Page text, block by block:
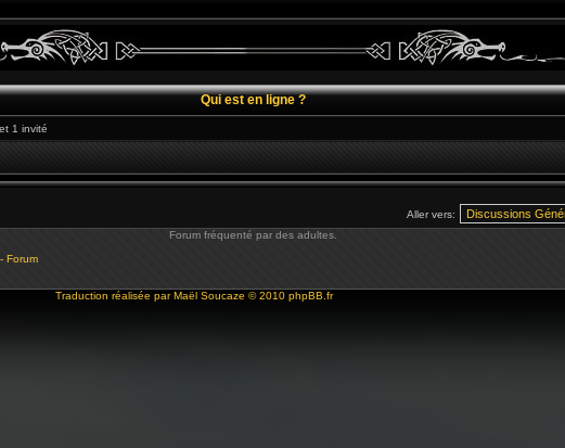
Qui est en ligne ?
1 invité
Aller vers:
Forum fréquenté par des adultes.
Forum
Traduction réalisée parMaël Soucaze © 2010 phpBB.fr